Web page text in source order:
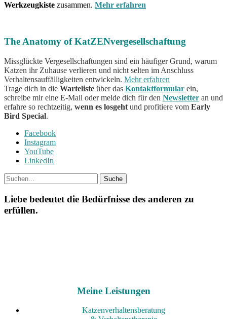
Werkzeugkiste zusammen. Mehr erfahren
The Anatomy of KatZENvergesellschaftung
Missglückte Vergesellschaftungen sind ein häufiger Grund, warum
Katzen ihr Zuhause verlieren und nicht selten im Anschluss
Verhaltensauffälligkeiten entwickeln. Mehr erfahren
Trage dich in die Warteliste über das Kontaktformular ein,
schreibe mir eine E-Mail oder melde dich für den Newsletter an und
erfahre so rechtzeitig, wenn es losgeht und profitiere vom Early
Bird Special.
Facebook
Instagram
YouTube
LinkedIn
Liebe bedeutet die Bedürfnisse des anderen zu
erfüllen.
Meine Leistungen
Katzenverhaltensberatung